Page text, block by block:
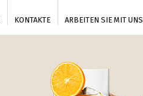
KONTAKTE ARBEITEN SIE MIT UNS